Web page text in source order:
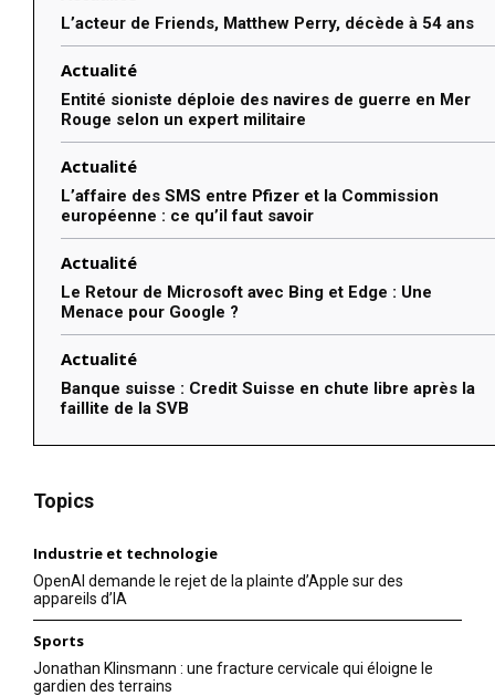
L’acteur de Friends, Matthew Perry, décède à 54 ans
Actualité
Entité sioniste déploie des navires de guerre en Mer
Rouge selon un expert militaire
Actualité
L’affaire des SMS entre Pfizer et la Commission
européenne : ce qu’il faut savoir
Actualité
Le Retour de Microsoft avec Bing et Edge : Une
Menace pour Google ?
Actualité
Banque suisse : Credit Suisse en chute libre après la
faillite de la SVB
Topics
Industrie et technologie
OpenAI demande le rejet de la plainte d’Apple sur des
appareils d’IA
Sports
Jonathan Klinsmann : une fracture cervicale qui éloigne le
gardien des terrains